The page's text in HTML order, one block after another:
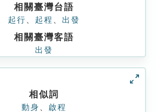
相關臺灣台語
起行 起程 出發
相關臺灣客語
出發
相似詞
動身 啟程